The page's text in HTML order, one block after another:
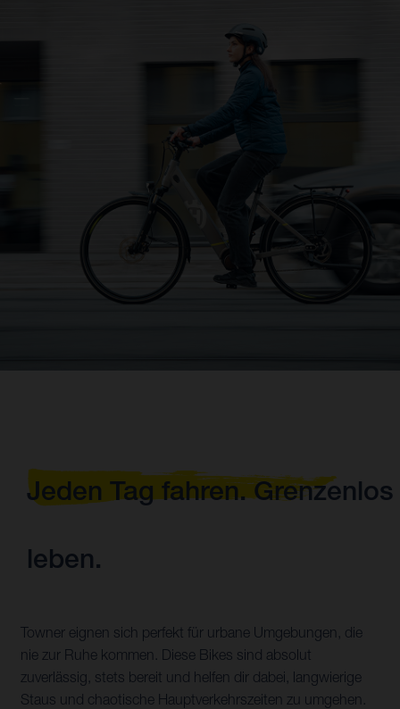
Jeden Tag fahren. Grenzenlos
leben.
Towner eignen sich perfekt für urbane Umgebungen, die
nie zur Ruhe kommen. Diese Bikes sind absolut
zuverlässig, stets bereit und helfen dir dabei, langwierige
Staus und chaotische Hauptverkehrszeiten zu umgehen.